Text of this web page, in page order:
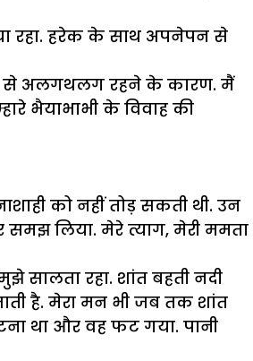
रहा. हरेक के साथ अपनेपन से
से अलगथलग रहने के कारण. मैं
भैयाभाभी के विवाह की
को नहीं तोड़ सकती थी. उन
समझ लिया. मेरे त्याग, मेरी ममता
सालता रहा. शांत बहती नदी
है. मेरा मन भी जब तक शांत
था और वह फट गया. पानी